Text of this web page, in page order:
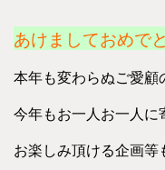
あけましておめで
本年も変わらぬご愛顧
今年もお一人お一人に
お楽しみ頂ける企画等